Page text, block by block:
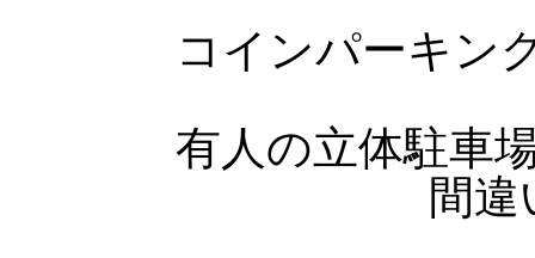
コインパーキン
有人の立体駐車
間